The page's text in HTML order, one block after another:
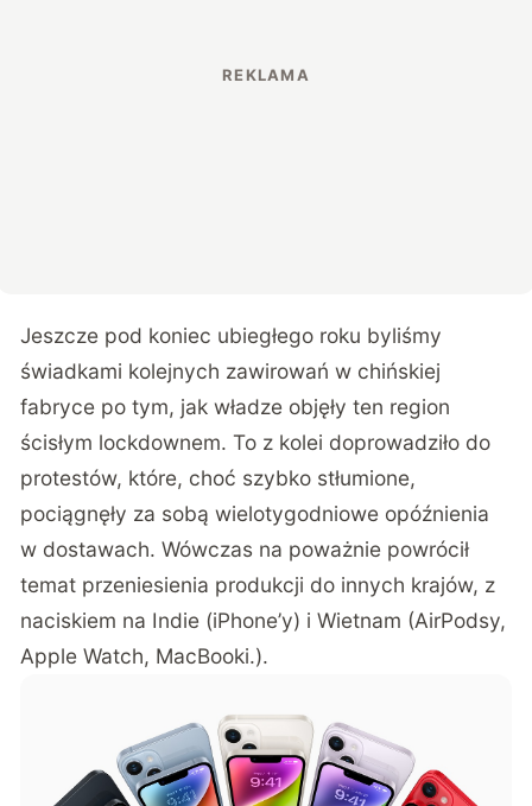
Jeszcze pod koniec ubiegłego roku byliśmy
świadkami kolejnych zawirowań w chińskiej
fabryce po tym, jak władze objęły ten region
ścisłym lockdownem. To z kolei doprowadziło do
protestów, które, choć szybko stłumione,
pociągnęły za sobą wielotygodniowe opóźnienia
w dostawach. Wówczas na poważnie powrócił
temat przeniesienia produkcji do innych krajów, z
naciskiem na Indie (iPhone’y) i Wietnam (AirPodsy,
Apple Watch, MacBooki.).